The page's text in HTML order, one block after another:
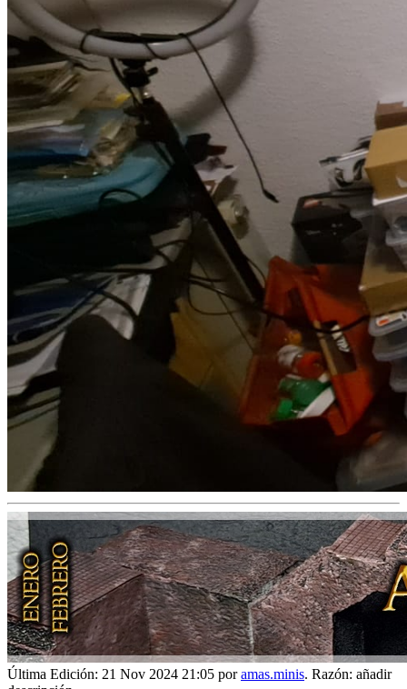
Última Edición: 21 Nov 2024 21:05 poramas.minis. Razón: añadir